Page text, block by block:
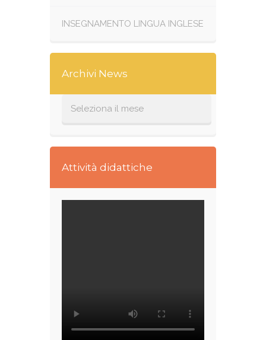
INSEGNAMENTO LINGUA INGLESE
Archivi News
Attività didattiche